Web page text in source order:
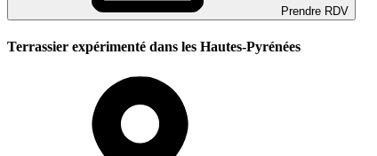
Prendre RDV
Terrassier expérimenté dans les Hautes-Pyrénées